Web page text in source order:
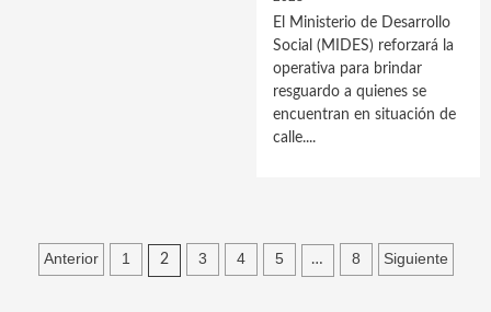
El Ministerio de Desarrollo
Social (MIDES) reforzará la
operativa para brindar
resguardo a quienes se
encuentran en situación de
calle....
Paginación
Anterior 1 2 3 4 5 … 8 Siguiente